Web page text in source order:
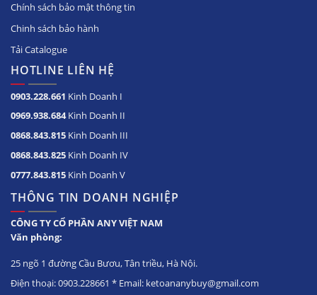
Chính sách bảo mật thông tin
Chinh sách bảo hành
Tải Catalogue
HOTLINE LIÊN HỆ
0903.228.661 Kinh Doanh I
0969.938.684Kinh Doanh II
0868.843.815 Kinh Doanh III
0868.843.825 Kinh Doanh IV
0777.843.815 Kinh Doanh V
THÔNG TIN DOANH NGHIỆP
CÔNG TY CỔ PHẦN ANY VIỆT NAM
Văn phòng:
25 ngõ 1 đường Cầu Bươu, Tân triều, Hà Nội.
Điện thoại: 0903.228661 * Email: ketoananybuy@gmail.com